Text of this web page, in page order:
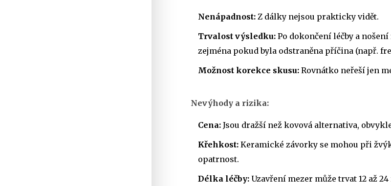
Nenápadnost: Z dálky nejsou prakticky vidět.
Trvalost výsledku: Po dokončení léčby a
zejména pokud byla odstraněna příčina (např.
Možnost korekce skusu: Rovnátko neřeší jen
Nevýhody a rizika:
Cena: Jsou dražší než kovová alternativa,
Křehkost: Keramické závorky se mohou při
opatrnost.
Délka léčby: Uzavření mezer může trvat 12 až